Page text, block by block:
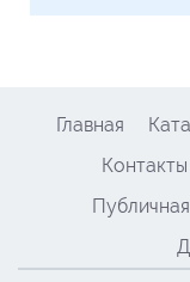
Главная
Контакты